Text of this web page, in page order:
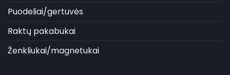
Puodeliai/gertuvės
Raktų pakabukai
Ženkliukai/magnetukai